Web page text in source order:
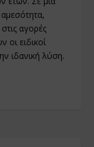
αγορές
ειδικοί
ιδανική λύση.